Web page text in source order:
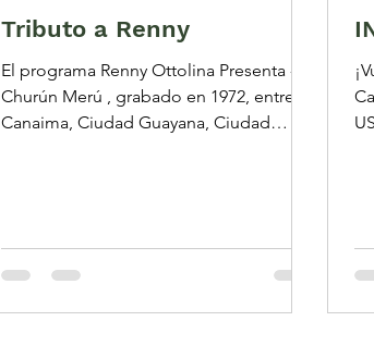
Tributo a Renny
El programa Renny Ottolina Presenta -
Churún Merú , grabado en 1972, entre
Canaima, Ciudad Guayana, Ciudad